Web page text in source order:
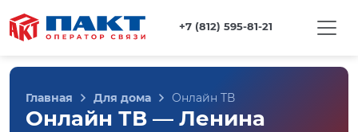
+7 (812) 595-81-21
Главная Для дома Онлайн ТВ
Онлайн ТВ — Ленина